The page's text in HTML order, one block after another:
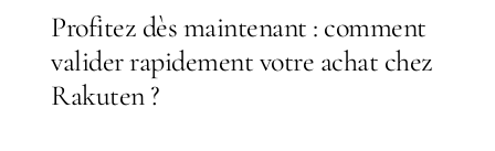
Profitez dès maintenant : comment
valider rapidement votre achat chez
Rakuten ?